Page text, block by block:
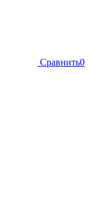
Сравнить0